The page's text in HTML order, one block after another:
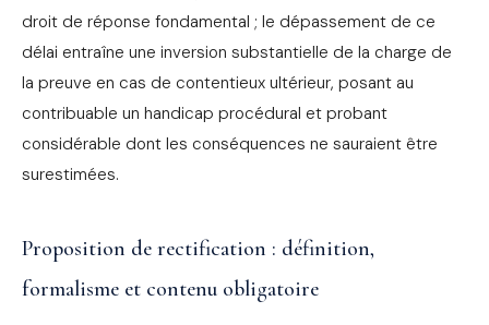
droit de réponse fondamental ; le dépassement de ce
délai entraîne une inversion substantielle de la charge de
la preuve en cas de contentieux ultérieur, posant au
contribuable un handicap procédural et probant
considérable dont les conséquences ne sauraient être
surestimées.
Proposition de rectification : définition,
formalisme et contenu obligatoire